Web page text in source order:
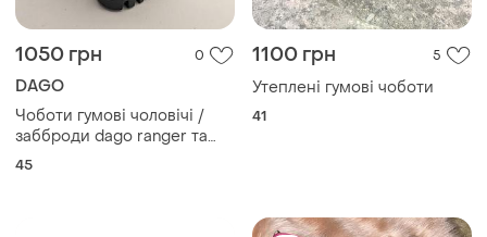
1050 грн 0
DAGO
Чоботи гумові чоловічі /
забброди dago ranger та
спецвзуття
45
1100 грн 5
Утеплені гумові чоботи
41